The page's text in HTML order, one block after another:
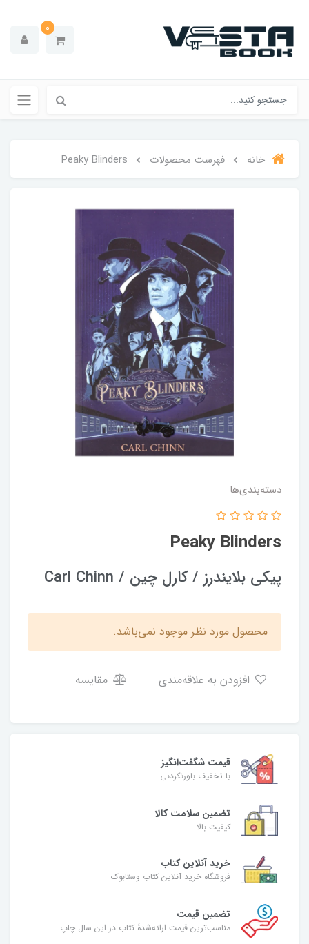
0
خانه فهرست محصولات Peaky Blinders
دسته‌بندی‌ها
Peaky Blinders
پیکی بلایندرز / کارل چین / Carl Chinn
محصول مورد نظر موجود نمی‌باشد.
مقایسه
قیمت شگفت‌انگیز
با تخفیف باورنکردنی
تضمین سلامت کالا
کیفیت بالا
خرید آنلاین کتاب
فروشگاه خرید آنلاین کتاب وستابوک
تضمین قیمت
مناسب‌ترین قیمت ارائه‌شدۀ کتاب در این سال چاپ